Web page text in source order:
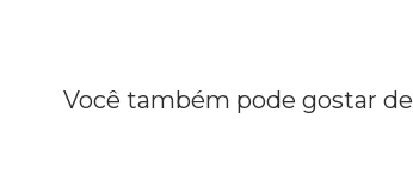
Você também pode gostar de